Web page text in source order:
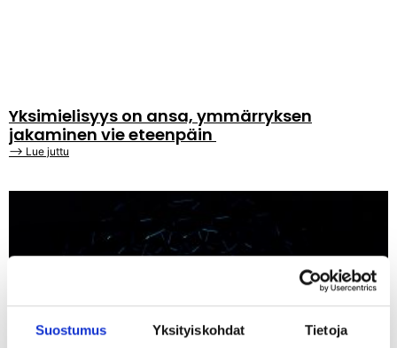
Suostumus Yksityiskohdat Tietoja
Yksimielisyys on ansa, ymmärryksen
jakaminen vie eteenpäin
⟶ Lue juttu